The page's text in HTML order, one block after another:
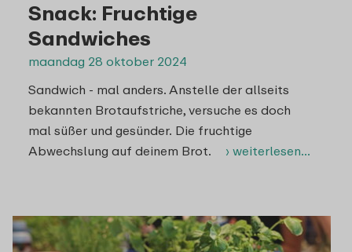
Snack: Fruchtige
Sandwiches
maandag 28 oktober 2024
Sandwich - mal anders. Anstelle der allseits
bekannten Brotaufstriche, versuche es doch
mal süßer und gesünder. Die fruchtige
Abwechslung auf deinem Brot.
› weiterlesen…